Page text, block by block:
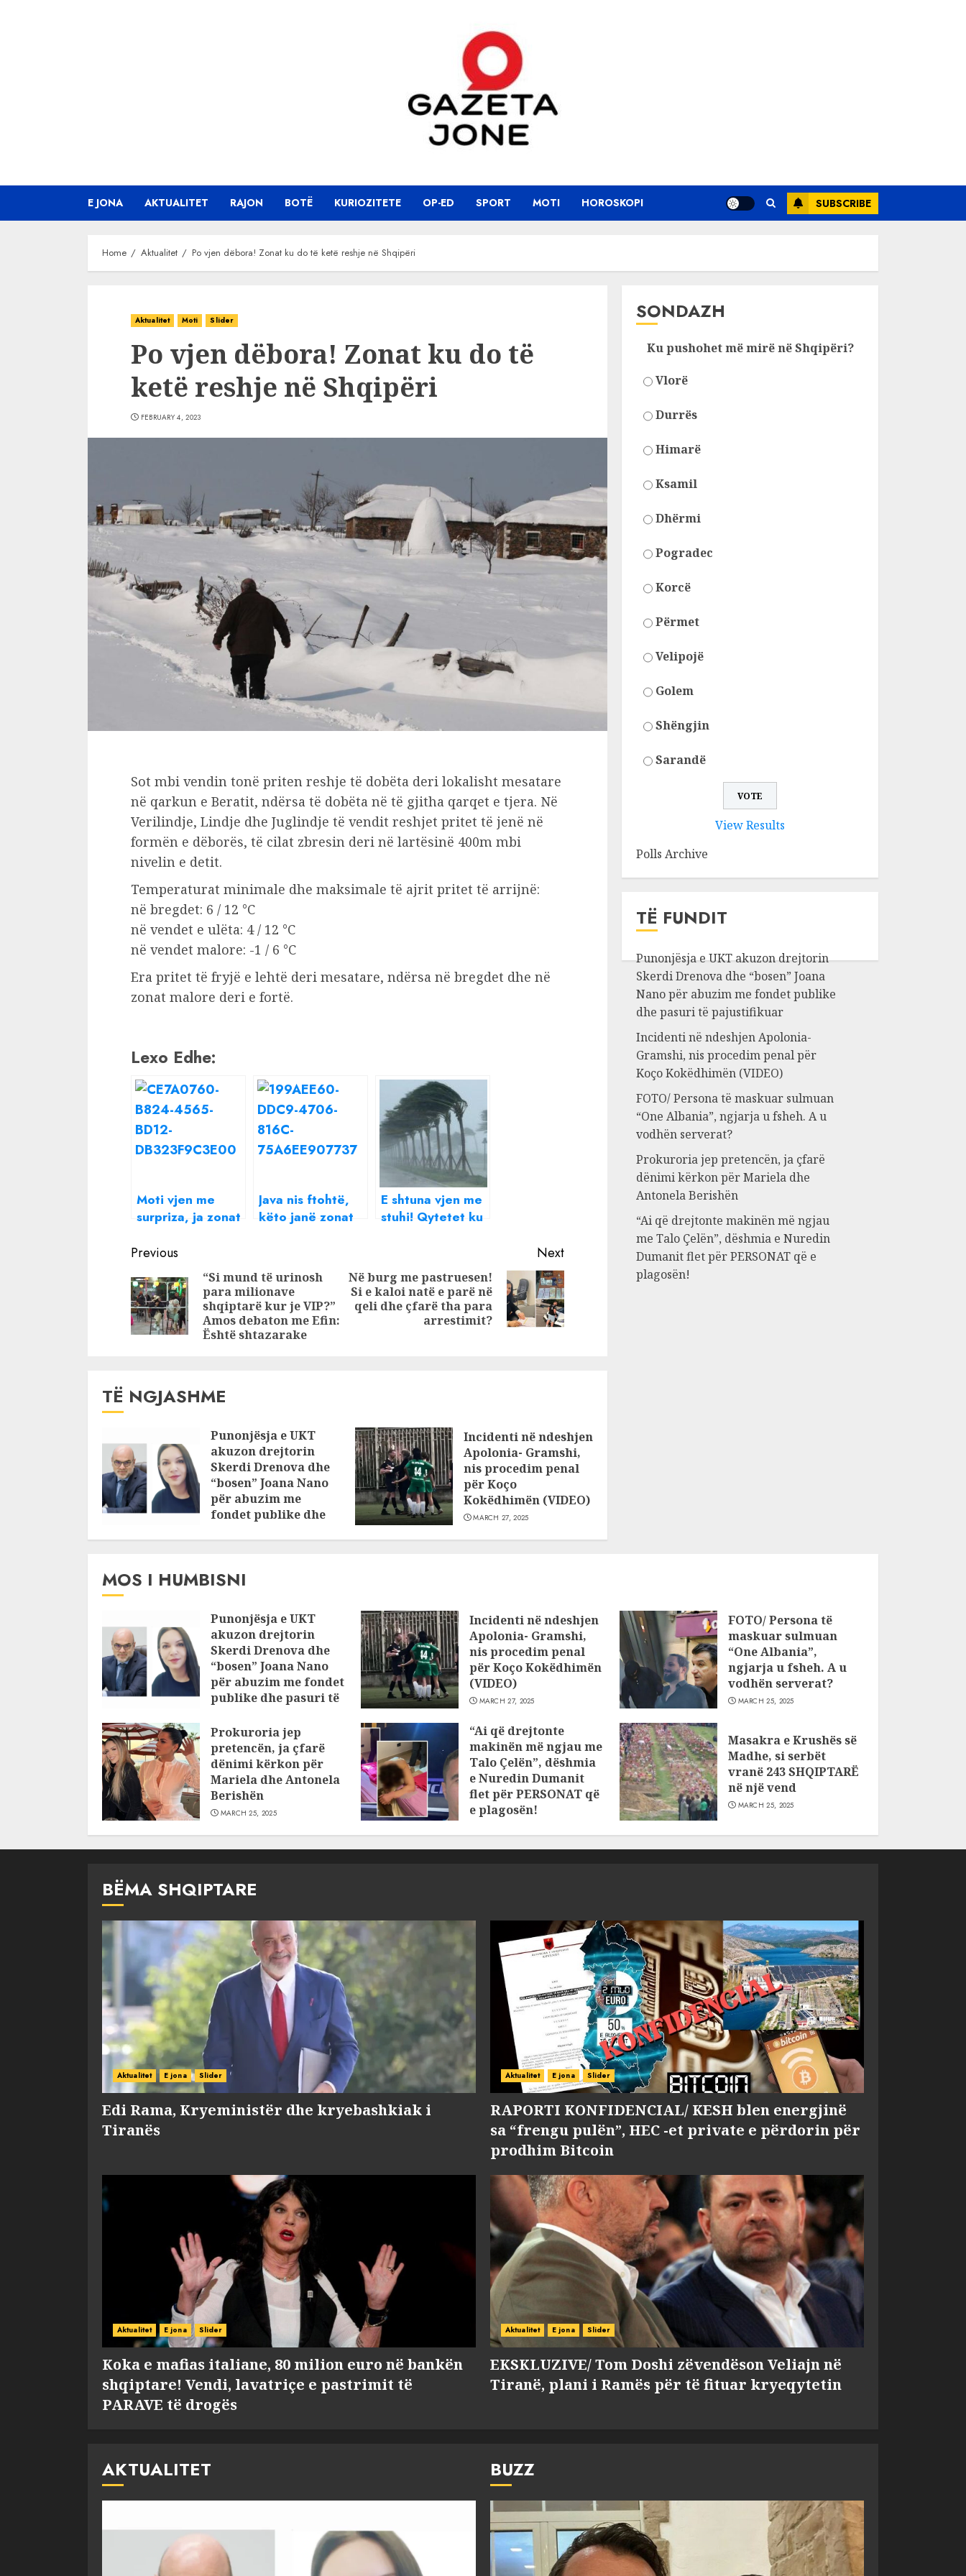
E JONA AKTUALITET RAJON BOTË KURIOZITETE OP-ED SPORT MOTI HOROSKOPI SUBSCRIBE
Home Aktualitet Po vjen dëbora! Zonat ku do të ketë reshje në Shqipëri
Aktualitet Moti Slider
Po vjen dëbora! Zonat ku do të
ketë reshje në Shqipëri
FEBRUARY 4, 2023
Sot mbi vendin tonë priten reshje të dobëta deri lokalisht mesatare
në qarkun e Beratit, ndërsa të dobëta në të gjitha qarqet e tjera. Në
Verilindje, Lindje dhe Juglindje të vendit reshjet pritet të jenë në
formën e dëborës, të cilat zbresin deri në lartësinë 400m mbi
nivelin e detit.
Temperaturat minimale dhe maksimale të ajrit pritet të arrijnë:
në bregdet: 6 / 12 °C
në vendet e ulëta: 4 / 12 °C
në vendet malore: -1 / 6 °C
Era pritet të fryjë e lehtë deri mesatare, ndërsa në bregdet dhe në
zonat malore deri e fortë.
Lexo Edhe:
Moti vjen me
surpriza, ja zonat
vranësira dhe
Java nis ftohtë,
këto janë zonat
E shtuna vjen me
stuhi! Qytetet ku
Continue
Reading
Previous
Previous
“Si mund të urinosh
para milionave
shqiptarë kur je VIP?”
Amos debaton me Efin:
Është shtazarake
Next
Next
post:
Në burg me pastruesen!
Si e kaloi natë e parë në
qeli dhe çfarë tha para
arrestimit?
TË NGJASHME
Punonjësja e UKT
akuzon drejtorin
Skerdi Drenova dhe
“bosen” Joana Nano
për abuzim me
fondet publike dhe
Incidenti në ndeshjen
Apolonia- Gramshi,
nis procedim penal
për Koço
Kokëdhimën (VIDEO)
MARCH 27, 2025
SONDAZH
Ku pushohet më mirë në Shqipëri?
Vlorë
Durrës
Himarë
Ksamil
Dhërmi
Pogradec
Korcë
Përmet
Velipojë
Golem
Shëngjin
Sarandë
View Results
Polls Archive
TË FUNDIT
Punonjësja e UKT akuzon drejtorin
Skerdi Drenova dhe “bosen” Joana
Nano për abuzim me fondet publike
dhe pasuri të pajustifikuar
Incidenti në ndeshjen Apolonia-
Gramshi, nis procedim penal për
Koço Kokëdhimën (VIDEO)
FOTO/ Persona të maskuar sulmuan
“One Albania”, ngjarja u fsheh. A u
vodhën serverat?
Prokuroria jep pretencën, ja çfarë
dënimi kërkon për Mariela dhe
Antonela Berishën
“Ai që drejtonte makinën më ngjau
me Talo Çelën”, dëshmia e Nuredin
Dumanit flet për PERSONAT që e
plagosën!
MOS I HUMBISNI
Punonjësja e UKT
akuzon drejtorin
Skerdi Drenova dhe
“bosen” Joana Nano
për abuzim me fondet
publike dhe pasuri të
JULY 24, 2025
Incidenti në ndeshjen
Apolonia- Gramshi,
nis procedim penal
për Koço Kokëdhimën
(VIDEO)
MARCH 27, 2025
FOTO/ Persona të
maskuar sulmuan
“One Albania”,
ngjarja u fsheh. A u
vodhën serverat?
MARCH 25, 2025
Prokuroria jep
pretencën, ja çfarë
dënimi kërkon për
Mariela dhe Antonela
Berishën
MARCH 25, 2025
“Ai që drejtonte
makinën më ngjau me
Talo Çelën”, dëshmia
e Nuredin Dumanit
flet për PERSONAT që
e plagosën!
Masakra e Krushës së
Madhe, si serbët
vranë 243 SHQIPTARË
në një vend
MARCH 25, 2025
BËMA SHQIPTARE
Aktualitet E jona Slider
Edi Rama, Kryeministër dhe kryebashkiak i
Tiranës
Aktualitet E jona Slider
RAPORTI KONFIDENCIAL/ KESH blen energjinë
sa “frengu pulën”, HEC -et private e përdorin për
prodhim Bitcoin
Aktualitet E jona Slider
Koka e mafias italiane, 80 milion euro në bankën
shqiptare! Vendi, lavatriçe e pastrimit të
PARAVE të drogës
Aktualitet E jona Slider
EKSKLUZIVE/ Tom Doshi zëvendëson Veliajn në
Tiranë, plani i Ramës për të fituar kryeqytetin
AKTUALITET BUZZ